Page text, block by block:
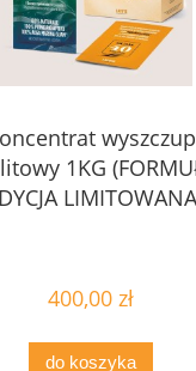
1KG
LIMITOWANA
400,00 zł
do koszyka